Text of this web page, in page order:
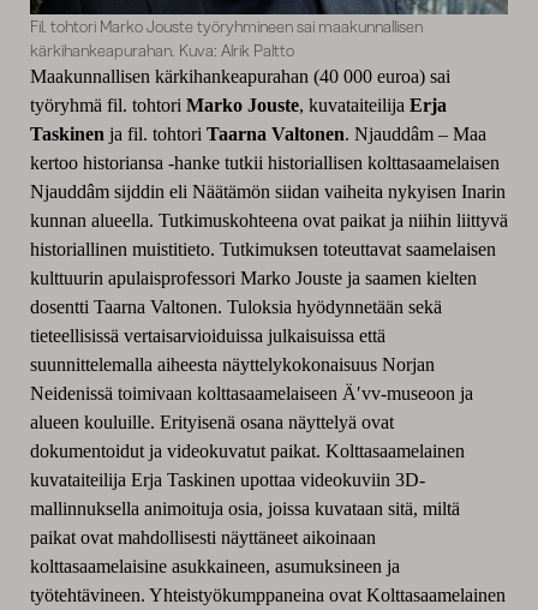
Fil. tohtori Marko Jouste työryhmineen sai maakunnallisen
kärkihankeapurahan. Kuva: Alrik Paltto
Maakunnallisen kärkihankeapurahan (40 000 euroa) sai
työryhmä fil. tohtori Marko Jouste, kuvataiteilija Erja
Taskinen ja fil. tohtori Taarna Valtonen. Njauddâm – Maa
kertoo historiansa -hanke tutkii historiallisen kolttasaamelaisen
Njauddâm sijddin eli Näätämön siidan vaiheita nykyisen Inarin
kunnan alueella. Tutkimuskohteena ovat paikat ja niihin liittyvä
historiallinen muistitieto. Tutkimuksen toteuttavat saamelaisen
kulttuurin apulaisprofessori Marko Jouste ja saamen kielten
dosentti Taarna Valtonen. Tuloksia hyödynnetään sekä
tieteellisissä vertaisarvioiduissa julkaisuissa että
suunnittelemalla aiheesta näyttelykokonaisuus Norjan
Neidenissä toimivaan kolttasaamelaiseen Ä′vv-museoon ja
alueen kouluille. Erityisenä osana näyttelyä ovat
dokumentoidut ja videokuvatut paikat. Kolttasaamelainen
kuvataiteilija Erja Taskinen upottaa videokuviin 3D-
mallinnuksella animoituja osia, joissa kuvataan sitä, miltä
paikat ovat mahdollisesti näyttäneet aikoinaan
kolttasaamelaisine asukkaineen, asumuksineen ja
työtehtävineen. Yhteistyökumppaneina ovat Kolttasaamelainen